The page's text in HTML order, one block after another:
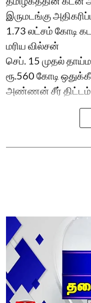
இருமடங்கு
1.73 லட்சம் கோடி
மரிய வில்சன்
செப். 15 முதல்
ரூ.560 கோடி
அண்ணன் சீர் திட்டம் -